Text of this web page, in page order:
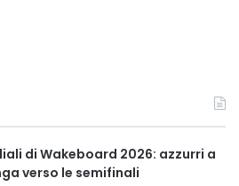
di Wakeboard 2026: azzurri a
verso le semifinali